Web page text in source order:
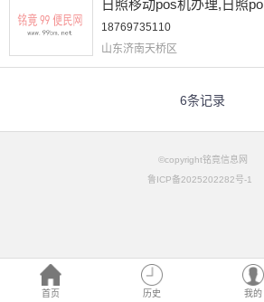
首页 历史 我的
日照移动pos机办理,日照po
18769735110
山东济南天桥区
6条记录
©copyright铭竟信息网
鲁ICP备2025202282号-1